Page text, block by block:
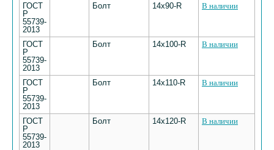
ГОСТ
Р
55739-
2013
Болт 14х90-R В наличии
ГОСТ
Р
55739-
2013
Болт 14х100-R В наличии
ГОСТ
Р
55739-
2013
Болт 14х110-R В наличии
ГОСТ
Р
55739-
2013
Болт 14х120-R В наличии